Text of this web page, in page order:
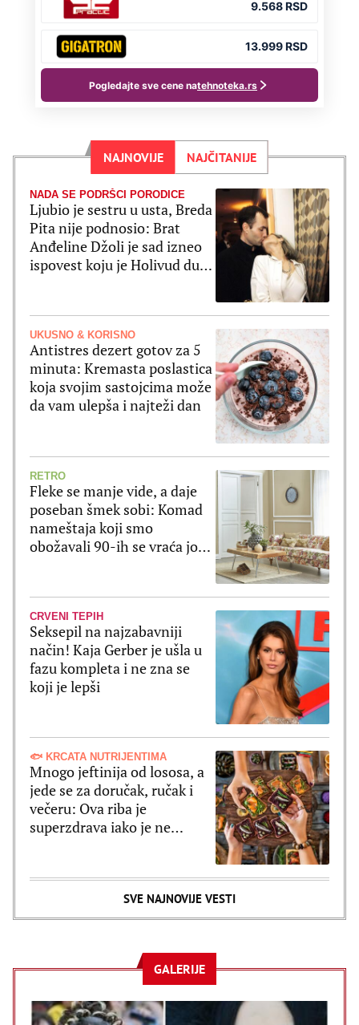
NAJNOVIJE NAJČITANIJE
NADA SE PODRŠCI PORODICE
Ljubio je sestru u usta, Breda
Pita nije podnosio: Brat
Anđeline Džoli je sad izneo
ispovest koju je Holivud dugo
UKUSNO & KORISNO
Antistres dezert gotov za 5
minuta: Kremasta poslastica
koja svojim sastojcima može
da vam ulepša i najteži dan
RETRO
Fleke se manje vide, a daje
poseban šmek sobi: Komad
nameštaja koji smo
obožavali 90-ih se vraća još
CRVENI TEPIH
Seksepil na najzabavniji
način! Kaja Gerber je ušla u
fazu kompleta i ne zna se
koji je lepši
🐟 KRCATA NUTRIJENTIMA
Mnogo jeftinija od lososa, a
jede se za doručak, ručak i
večeru: Ova riba je
superzdrava iako je ne
SVE NAJNOVIJE VESTI
GALERIJE